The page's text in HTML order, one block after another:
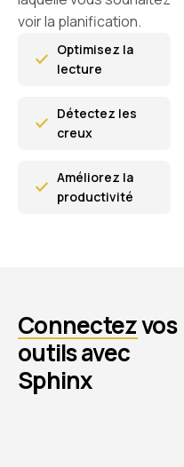
voir la planification.
Optimisez la
lecture
Détectez les
creux
Améliorez la
productivité
Connectezvos
outils avec
Sphinx